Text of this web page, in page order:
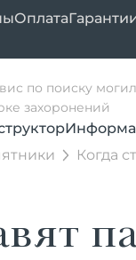
Оплата
по поиску
захоронений
Когда